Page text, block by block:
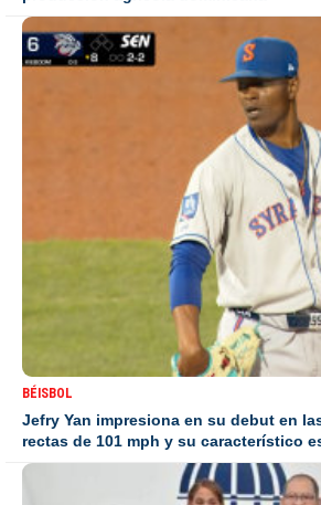
BÉISBOL
Jefry Yan impresiona en su debut en
rectas de 101 mph y su característico